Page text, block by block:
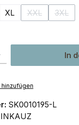
XL XXL
(Diese
3XL
den gewünschten
In
SK0010195-L